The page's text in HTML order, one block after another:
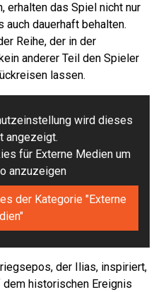
erhalten das Spiel nicht nur
auch dauerhaft behalten.
Reihe, der in der
anderer Teil den Spieler
lassen.
wird dieses
angezeigt.
für Externe Medien um
anzuzeigen
der Kategorie "Externe
der Ilias, inspiriert,
historischen Ereignis